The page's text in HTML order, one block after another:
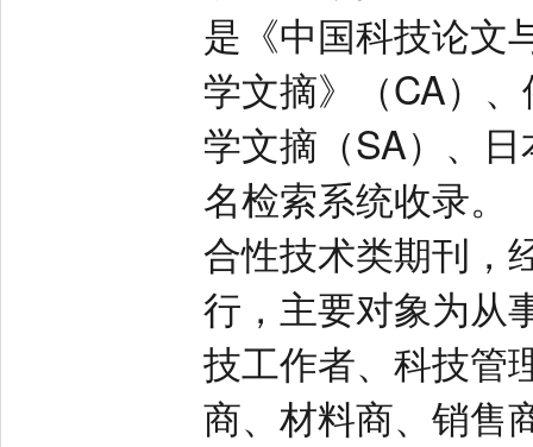
是《中国科技论文
学文摘》（CA）
学文摘（SA）、
名检索系统收录。
合性技术类期刊，
行，主要对象为从
技工作者、科技管
商、材料商、销售